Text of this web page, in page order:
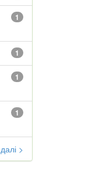
1
1
1
1
далі >